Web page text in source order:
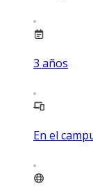
3 años
En el